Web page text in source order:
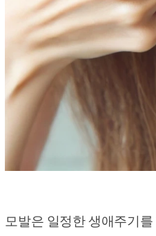
모발은 일정한 생애주기